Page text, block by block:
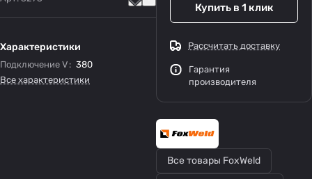
Характеристики
Подключение V : 380
Все характеристики
Купить в 1 клик
Рассчитать доставку
Гарантия
производителя
Все товары FoxWeld